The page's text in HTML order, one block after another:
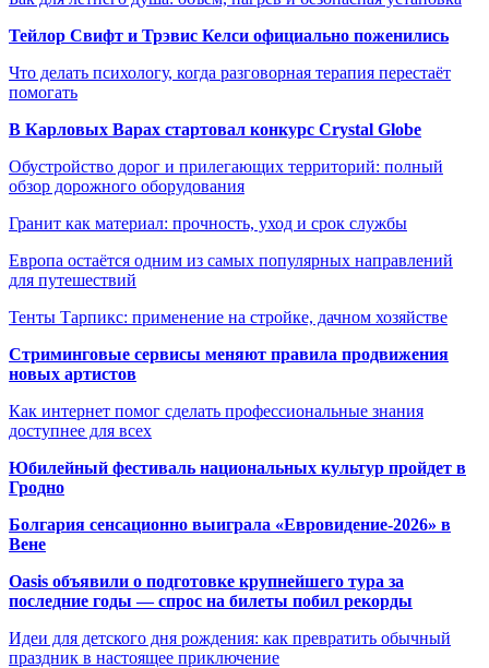
Тейлор Свифт и Трэвис Келси официально поженились
Что делать психологу, когда разговорная терапия перестаёт
помогать
В Карловых Варах стартовал конкурс Crystal Globe
Обустройство дорог и прилегающих территорий: полный
обзор дорожного оборудования
Гранит как материал: прочность, уход и срок службы
Европа остаётся одним из самых популярных направлений
для путешествий
Тенты Тарпикс: применение на стройке, дачном хозяйстве
Стриминговые сервисы меняют правила продвижения
новых артистов
Как интернет помог сделать профессиональные знания
доступнее для всех
Юбилейный фестиваль национальных культур пройдет в
Гродно
Болгария сенсационно выиграла «Евровидение-2026» в
Вене
Oasis объявили о подготовке крупнейшего тура за
последние годы — спрос на билеты побил рекорды
Идеи для детского дня рождения: как превратить обычный
праздник в настоящее приключение